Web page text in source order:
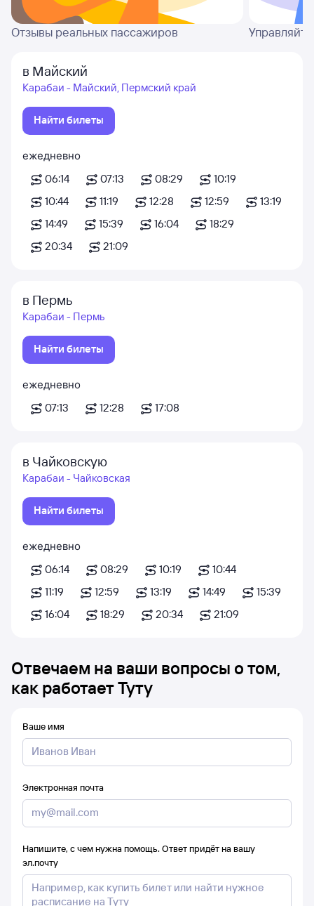
Отзывы реальных пассажиров
в Майский
Карабаи - Майский, Пермский край
Найти билеты
ежедневно
06:14
07:13 08:29
10:19
10:44
11:19 12:28 12:59
13:19
14:49
15:39 16:04
18:29
20:34
21:09
в Пермь
Карабаи - Пермь
Найти билеты
ежедневно
07:13
12:28 17:08
в Чайковскую
Карабаи - Чайковская
Найти билеты
ежедневно
06:14
08:29 10:19
10:44
11:19
12:59 13:19 14:49
15:39
16:04
18:29 20:34 21:09
Отвечаем на ваши вопросы о том,
как работает Туту
Ваше имя
Электронная почта
Напишите, с чем нужна помощь. Ответ придёт на вашу
эл.почту